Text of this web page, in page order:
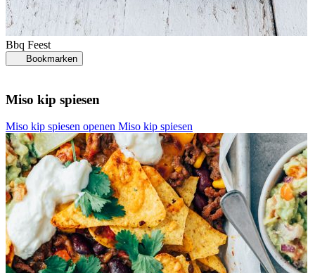
Bbq Feest
Bookmarken
Miso kip spiesen
Miso kip spiesen openen Miso kip spiesen